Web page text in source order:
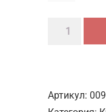
Количество
Хун
Артикул: